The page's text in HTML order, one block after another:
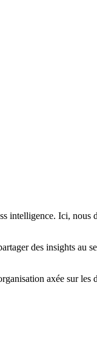
intelligence. Ici,
des insights au
axée sur les